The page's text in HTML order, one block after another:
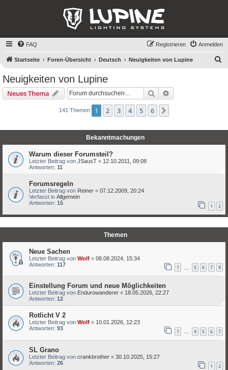
FAQ Anmelden
Registrieren
Startseite Foren-Übersicht Deutsch Neuigkeiten von Lupine
Neuigkeiten von Lupine
Neues Thema Suche
141 Themen 1 2 3 4 5 6
Bekanntmachungen
Warum dieser Forumsteil?
Letzter Beitrag von JSausT « 12.10.2011, 09:08
Antworten: 11
Forumsregeln
Letzter Beitrag von Reiner « 07.12.2009, 20:24
Verfasst in Allgemein
Antworten: 15 1 2
Themen
Neue Sachen
Letzter Beitrag von Wolf « 08.08.2024, 15:34
Antworten: 117 1 5 6 7 8
Einstellung Forum und neue Möglichkeiten
Letzter Beitrag von Endurowanderer « 18.05.2026, 22:27
Antworten: 12
Rotlicht V 2
Letzter Beitrag von Wolf « 10.01.2026, 12:23
Antworten: 93 1 … 4 5 6 7
SL Grano
Letzter Beitrag von crankbrother « 30.10.2025, 15:27
Antworten: 26 1 2